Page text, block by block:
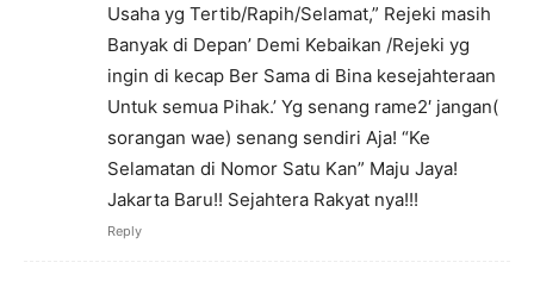
Usaha yg Tertib/Rapih/Selamat,” Rejeki masih
Banyak di Depan’ Demi Kebaikan /Rejeki yg
ingin di kecap Ber Sama di Bina kesejahteraan
Untuk semua Pihak.’ Yg senang rame2′ jangan(
sorangan wae) senang sendiri Aja! “Ke
Selamatan di Nomor Satu Kan” Maju Jaya!
Jakarta Baru!! Sejahtera Rakyat nya!!!
Reply